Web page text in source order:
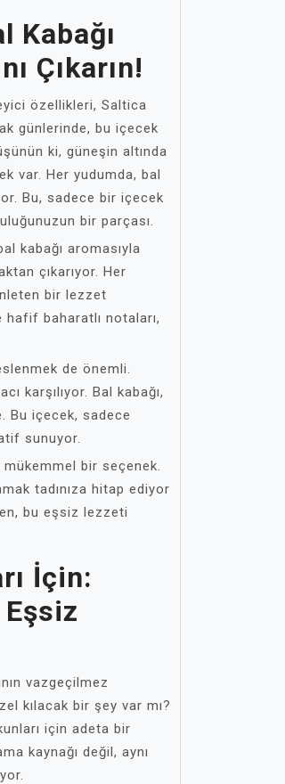
Kabağı
Çıkarın!
özellikleri, Saltica
günlerinde, bu içecek
ki, güneşin altında
var. Her yudumda, bal
Bu, sadece bir içecek
bir parçası.
kabağı aromasıyla
çıkarıyor. Her
bir lezzet
hafif baharatlı notaları,
de önemli.
karşılıyor. Bal kabağı,
Bu içecek, sadece
sunuyor.
mükemmel bir seçenek.
tadınıza hitap ediyor
bu eşsiz lezzeti
İçin:
vazgeçilmez
kılacak bir şey var mı?
için adeta bir
kaynağı değil, aynı